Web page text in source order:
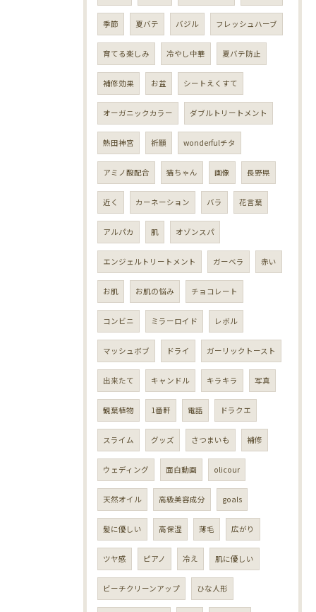
季節 夏バテ バジル フレッシュハーブ
育てる楽しみ 冷やし中華 夏バテ防止
補修効果 お盆 シートえくすて
オーガニックカラー ダブルトリートメント
熱田神宮 祈願 wonderfulチタ
アミノ酸配合 猫ちゃん 画像 長野県
近く カーネーション バラ 花言葉
アルパカ 肌 オゾンスパ
エンジェルトリートメント ガーベラ 赤い
お肌 お肌の悩み チョコレート
コンビニ ミラーロイド レボル
マッシュボブ ドライ ガーリックトースト
出来たて キャンドル キラキラ 写真
観葉植物 1番軒 電話 ドラクエ
スライム グッズ さつまいも 補修
ウェディング 面白動画 olicour
天然オイル 高級美容成分 goals
髪に優しい 高保湿 薄毛 広がり
ツヤ感 ピアノ 冷え 肌に優しい
ビーチクリーンアップ ひな人形